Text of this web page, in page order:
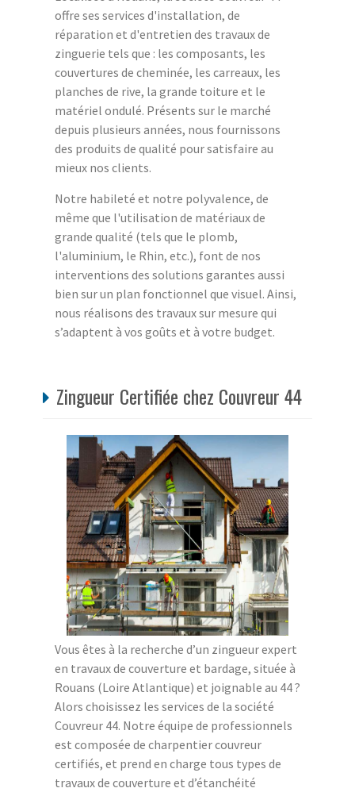
offre ses services d'installation, de
réparation et d'entretien des travaux de
zinguerie tels que : les composants, les
couvertures de cheminée, les carreaux, les
planches de rive, la grande toiture et le
matériel ondulé. Présents sur le marché
depuis plusieurs années, nous fournissons
des produits de qualité pour satisfaire au
mieux nos clients.
Notre habileté et notre polyvalence, de
même que l'utilisation de matériaux de
grande qualité (tels que le plomb,
l'aluminium, le Rhin, etc.), font de nos
interventions des solutions garantes aussi
bien sur un plan fonctionnel que visuel. Ainsi,
nous réalisons des travaux sur mesure qui
s’adaptent à vos goûts et à votre budget.
Zingueur Certifiée chez Couvreur 44
Vous êtes à la recherche d’un zingueur expert
en travaux de couverture et bardage, située à
Rouans (Loire Atlantique) et joignable au 44 ?
Alors choisissez les services de la société
Couvreur 44. Notre équipe de professionnels
est composée de charpentier couvreur
certifiés, et prend en charge tous types de
travaux de couverture et d’étanchéité